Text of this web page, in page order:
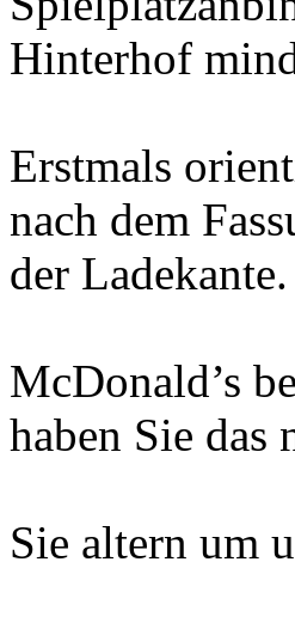
Hinterhof
Erstmals
nach dem
der Ladekante.
McDonald’s
haben Sie das
Sie altern um